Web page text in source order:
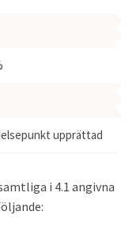
upprättad
i 4.1 angivna